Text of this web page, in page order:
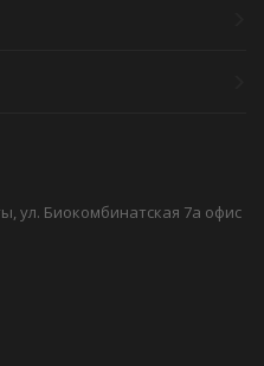
ул. Биокомбинатская 7а офис